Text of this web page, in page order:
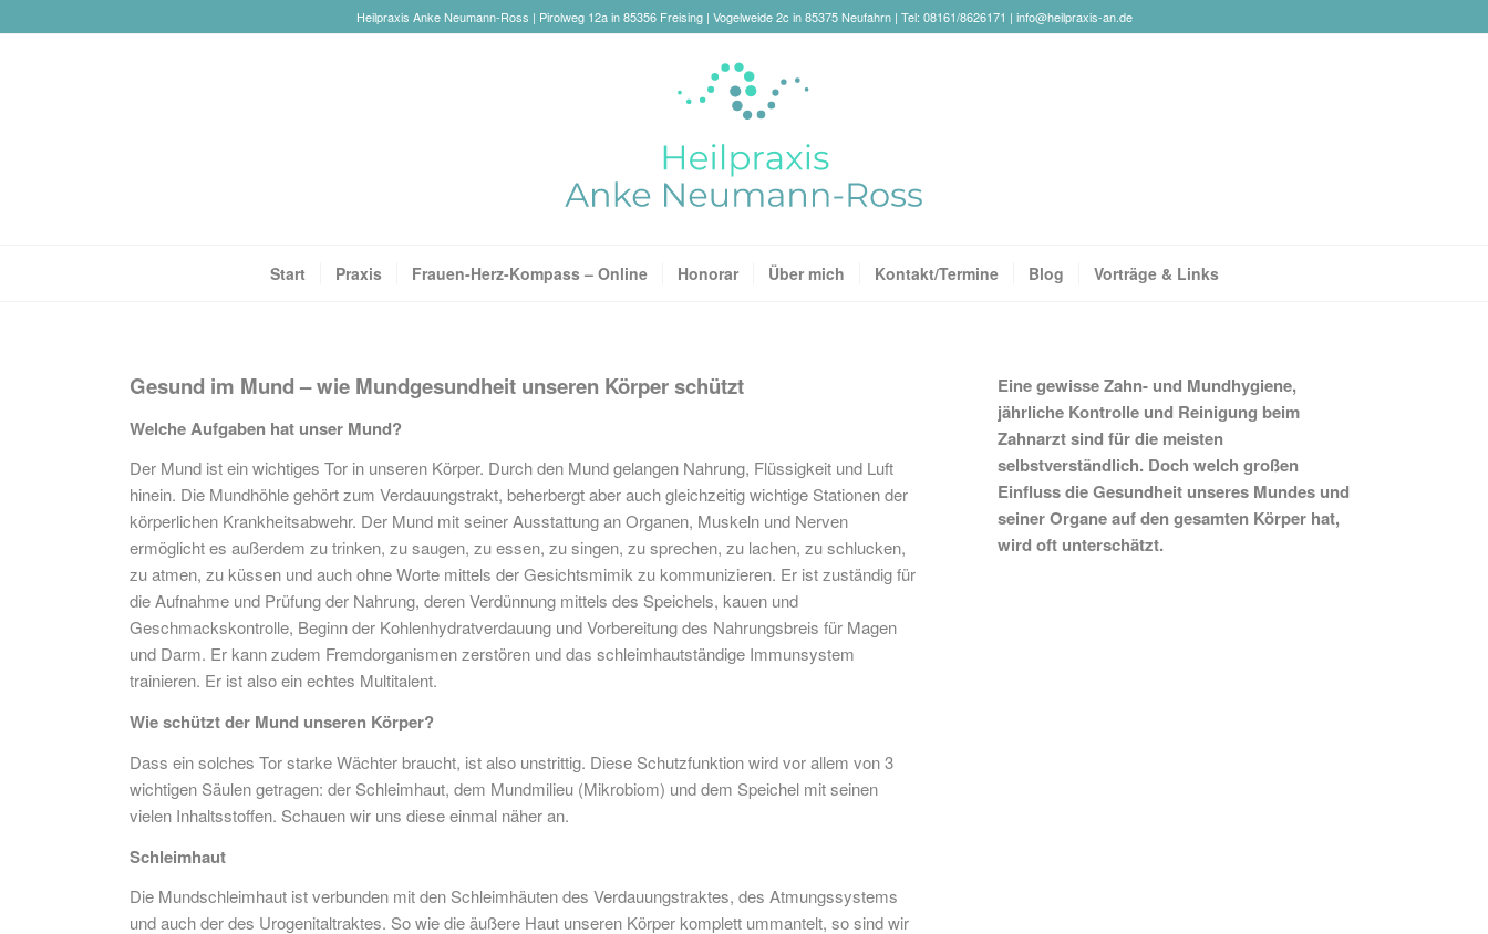
Heilpraxis Anke Neumann-Ross | Pirolweg 12a in 85356 Freising | Vogelweide 2c in 85375 Neufahrn | Tel: 08161/8626171 | info@heilpraxis-an.de
Start Praxis Frauen-Herz-Kompass – Online Honorar Über mich Kontakt/Termine Blog Vorträge & Links
Gesund im Mund – wie Mundgesundheit unseren Körper schützt
Welche Aufgaben hat unser Mund?
Der Mund ist ein wichtiges Tor in unseren Körper. Durch den Mund gelangen Nahrung, Flüssigkeit und Luft
hinein. Die Mundhöhle gehört zum Verdauungstrakt, beherbergt aber auch gleichzeitig wichtige Stationen der
körperlichen Krankheitsabwehr. Der Mund mit seiner Ausstattung an Organen, Muskeln und Nerven
ermöglicht es außerdem zu trinken, zu saugen, zu essen, zu singen, zu sprechen, zu lachen, zu schlucken,
zu atmen, zu küssen und auch ohne Worte mittels der Gesichtsmimik zu kommunizieren. Er ist zuständig für
die Aufnahme und Prüfung der Nahrung, deren Verdünnung mittels des Speichels, kauen und
Geschmackskontrolle, Beginn der Kohlenhydratverdauung und Vorbereitung des Nahrungsbreis für Magen
und Darm. Er kann zudem Fremdorganismen zerstören und das schleimhautständige Immunsystem
trainieren. Er ist also ein echtes Multitalent.
Wie schützt der Mund unseren Körper?
Dass ein solches Tor starke Wächter braucht, ist also unstrittig. Diese Schutzfunktion wird vor allem von 3
wichtigen Säulen getragen: der Schleimhaut, dem Mundmilieu (Mikrobiom) und dem Speichel mit seinen
vielen Inhaltsstoffen. Schauen wir uns diese einmal näher an.
Schleimhaut
Die Mundschleimhaut ist verbunden mit den Schleimhäuten des Verdauungstraktes, des Atmungssystems
und auch der des Urogenitaltraktes. So wie die äußere Haut unseren Körper komplett ummantelt, so sind wir
Eine gewisse Zahn- und Mundhygiene,
jährliche Kontrolle und Reinigung beim
Zahnarzt sind für die meisten
selbstverständlich. Doch welch großen
Einfluss die Gesundheit unseres Mundes und
seiner Organe auf den gesamten Körper hat,
wird oft unterschätzt.